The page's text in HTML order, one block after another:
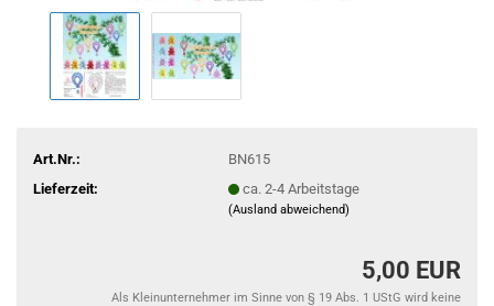
Art.Nr.:
BN615
Lieferzeit:
ca. 2-4 Arbeitstage
(Ausland abweichend)
5,00 EUR
Als Kleinunternehmer im Sinne von § 19 Abs. 1 UStG wird keine